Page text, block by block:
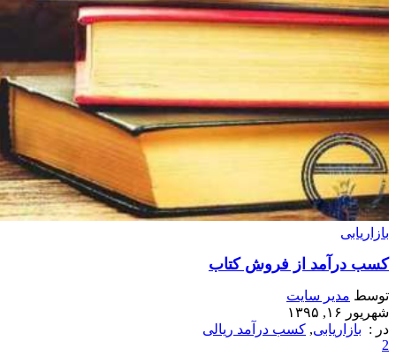
بازاریابی
کسب درآمد از فروش کتاب
توسط مدیر سایت
شهریور ۱۶, ۱۳۹۵
در : بازاریابی, کسب درآمد ریالی
2